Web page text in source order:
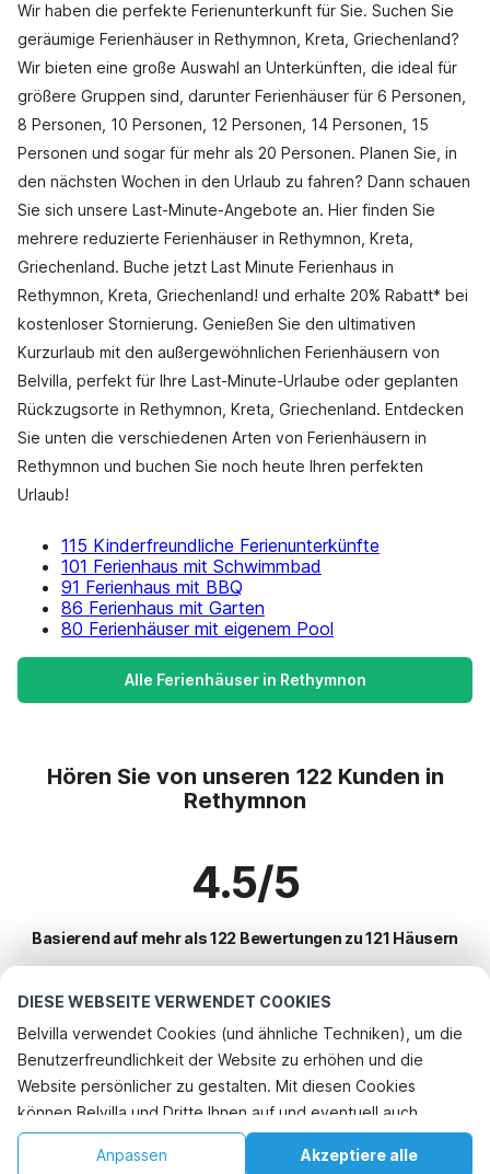
DIESE WEBSEITE VERWENDET COOKIES
Belvilla verwendet Cookies (und ähnliche Techniken), um die
Benutzerfreundlichkeit der Website zu erhöhen und die
Website persönlicher zu gestalten. Mit diesen Cookies
können Belvilla und Dritte Ihnen auf und eventuell auch
außerhalb unserer Website folgen, um Werbung Ihren
Interessen anzupassen und das Teilen von Informationen über
Akzeptiere alle
Anpassen
Wir haben die perfekte Ferienunterkunft für Sie. Suchen Sie
geräumige Ferienhäuser in Rethymnon, Kreta, Griechenland?
Wir bieten eine große Auswahl an Unterkünften, die ideal für
größere Gruppen sind, darunter Ferienhäuser für 6 Personen,
8 Personen, 10 Personen, 12 Personen, 14 Personen, 15
Personen und sogar für mehr als 20 Personen. Planen Sie, in
den nächsten Wochen in den Urlaub zu fahren? Dann schauen
Sie sich unsere Last-Minute-Angebote an. Hier finden Sie
mehrere reduzierte Ferienhäuser in Rethymnon, Kreta,
Griechenland. Buche jetzt Last Minute Ferienhaus in
Rethymnon, Kreta, Griechenland! und erhalte 20% Rabatt* bei
kostenloser Stornierung. Genießen Sie den ultimativen
Kurzurlaub mit den außergewöhnlichen Ferienhäusern von
Belvilla, perfekt für Ihre Last-Minute-Urlaube oder geplanten
Rückzugsorte in Rethymnon, Kreta, Griechenland. Entdecken
Sie unten die verschiedenen Arten von Ferienhäusern in
Rethymnon und buchen Sie noch heute Ihren perfekten
Urlaub!
115 Kinderfreundliche Ferienunterkünfte
101 Ferienhaus mit Schwimmbad
91 Ferienhaus mit BBQ
86 Ferienhaus mit Garten
80 Ferienhäuser mit eigenem Pool
Alle Ferienhäuser in Rethymnon
Hören Sie von unseren 122 Kunden in
Rethymnon
4.5/5
Basierend auf mehr als 122 Bewertungen zu 121 Häusern
Beliebteste Reiseziele für Urlaub
Top-Städte mit Top-Annehmlichkeiten für den Urlaub
Ferienhaus auf einem Ferienpark loutra
Kinderfreundliche Ferienunterkünfte georgioupoli
Kinderfreundliche Ferienunterkünfte mathes
Beliebte Ausstattungen für Urlaub in Rethymnon
Kinderfreundliche Ferienunterkünfte
Beliebte Städte für den Urlaub in Kreta